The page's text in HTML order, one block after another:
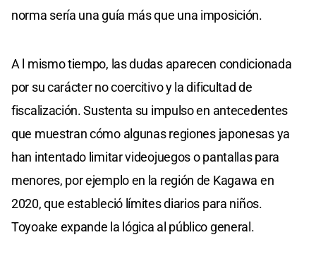
norma sería una guía más que una imposición.
A l mismo tiempo, las dudas aparecen condicionada
por su carácter no coercitivo y la dificultad de
fiscalización. Sustenta su impulso en antecedentes
que muestran cómo algunas regiones japonesas ya
han intentado limitar videojuegos o pantallas para
menores, por ejemplo en la región de Kagawa en
2020, que estableció límites diarios para niños.
Toyoake expande la lógica al público general.